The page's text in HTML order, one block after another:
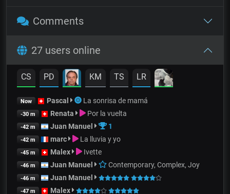
Comments
27 users online
CS PD KM TS LR
Now Pascal La sonrisa de mamá
-30 m Renata Por la vuelta
-42 m Juan Manuel 1
-42 m marc La lluvia y yo
-45 m Malex Ivette
-46 m Juan Manuel Contemporary, Complex, Joy
-46 m Juan Manuel
-47 m Malex